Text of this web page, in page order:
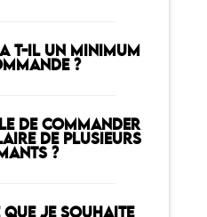
T-IL UN MINIMUM
?
DE COMMANDER
DE PLUSIEURS
?
QUE JE SOUHAITE